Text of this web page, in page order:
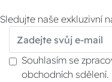
Sledujte naše exkluzivní
Souhlasím se
obchodních sdělení.